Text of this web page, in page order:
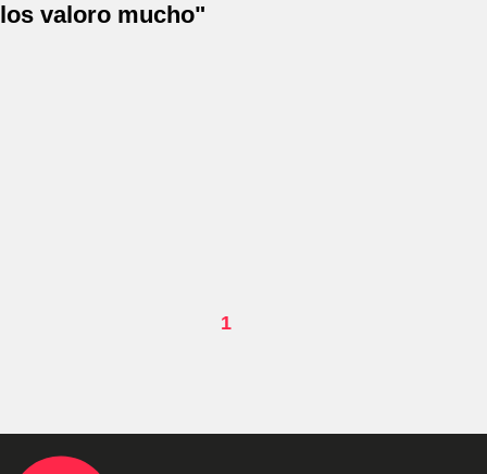
los valoro mucho"
1